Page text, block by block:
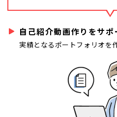
自己紹介動画作りをサポ
実績となるポートフォリオを